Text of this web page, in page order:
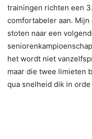
trainingen richten een
comfortabeler aan.
stoten naar een
het wordt niet
maar die twee limieten
qua snelheid dik in